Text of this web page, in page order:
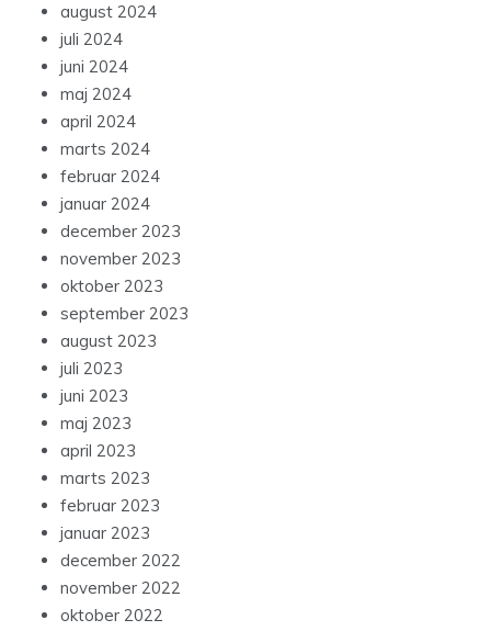
august 2024
juli 2024
juni 2024
maj 2024
april 2024
marts 2024
februar 2024
januar 2024
december 2023
november 2023
oktober 2023
september 2023
august 2023
juli 2023
juni 2023
maj 2023
april 2023
marts 2023
februar 2023
januar 2023
december 2022
november 2022
oktober 2022